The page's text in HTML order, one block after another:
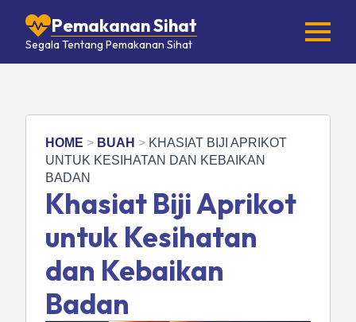
Pemakanan Sihat
Segala Tentang Pemakanan Sihat
HOME > BUAH > KHASIAT BIJI APRIKOT
UNTUK KESIHATAN DAN KEBAIKAN
BADAN
Khasiat Biji Aprikot
untuk Kesihatan
dan Kebaikan
Badan